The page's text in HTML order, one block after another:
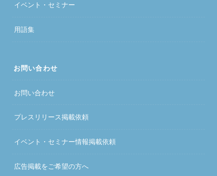
イベント・セミナー
用語集
お問い合わせ
お問い合わせ
プレスリリース掲載依頼
イベント・セミナー情報掲載依頼
広告掲載をご希望の方へ